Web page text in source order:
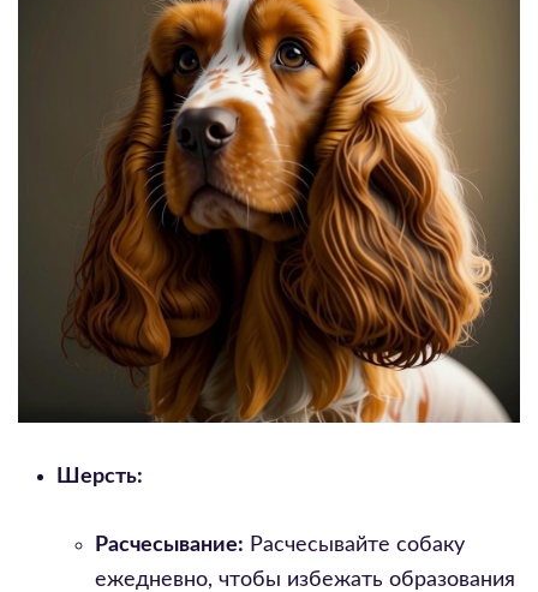
Шерсть:
Расчесывание: Расчесывайте собаку
ежедневно, чтобы избежать образования